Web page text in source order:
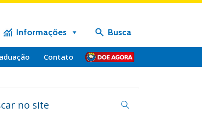
Informações Busca
Contato Doe